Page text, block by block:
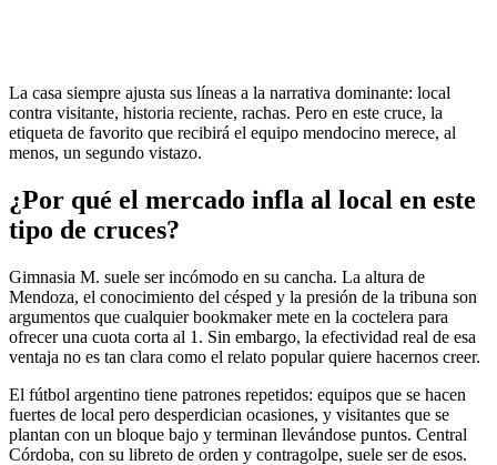
La casa siempre ajusta sus líneas a la narrativa dominante: local
contra visitante, historia reciente, rachas. Pero en este cruce, la
etiqueta de favorito que recibirá el equipo mendocino merece, al
menos, un segundo vistazo.
¿Por qué el mercado infla al local en este
tipo de cruces?
Gimnasia M. suele ser incómodo en su cancha. La altura de
Mendoza, el conocimiento del césped y la presión de la tribuna son
argumentos que cualquier bookmaker mete en la coctelera para
ofrecer una cuota corta al 1. Sin embargo, la efectividad real de esa
ventaja no es tan clara como el relato popular quiere hacernos creer.
El fútbol argentino tiene patrones repetidos: equipos que se hacen
fuertes de local pero desperdician ocasiones, y visitantes que se
plantan con un bloque bajo y terminan llevándose puntos. Central
Córdoba, con su libreto de orden y contragolpe, suele ser de esos.